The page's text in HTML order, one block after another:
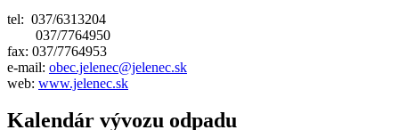
tel: 037/6313204
037/7764950
fax: 037/7764953
e-mail: obec.jelenec@jelenec.sk
web: www.jelenec.sk
Kalendár vývozu odpadu